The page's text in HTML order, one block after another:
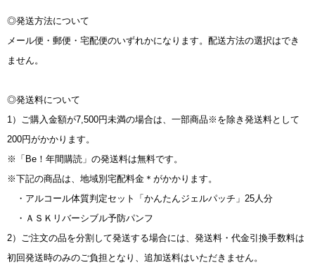
◎発送方法について
メール便・郵便・宅配便のいずれかになります。配送方法の選択はでき
ません。
◎発送料について
1）ご購入金額が7,500円未満の場合は、一部商品※を除き発送料として
200円がかかります。
※「Be！年間購読」の発送料は無料です。
※下記の商品は、地域別宅配料金＊がかかります。
・アルコール体質判定セット「かんたんジェルパッチ」25人分
・ＡＳＫリバーシブル予防パンフ
2）ご注文の品を分割して発送する場合には、発送料・代金引換手数料は
初回発送時のみのご負担となり、追加送料はいただきません。